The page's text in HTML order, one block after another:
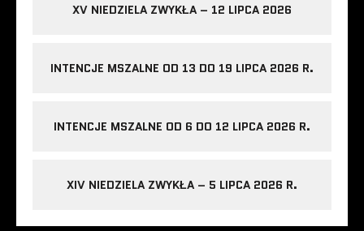
XV NIEDZIELA ZWYKŁA – 12 LIPCA 2026
INTENCJE MSZALNE OD 13 DO 19 LIPCA 2026 R.
INTENCJE MSZALNE OD 6 DO 12 LIPCA 2026 R.
XIV NIEDZIELA ZWYKŁA – 5 LIPCA 2026 R.